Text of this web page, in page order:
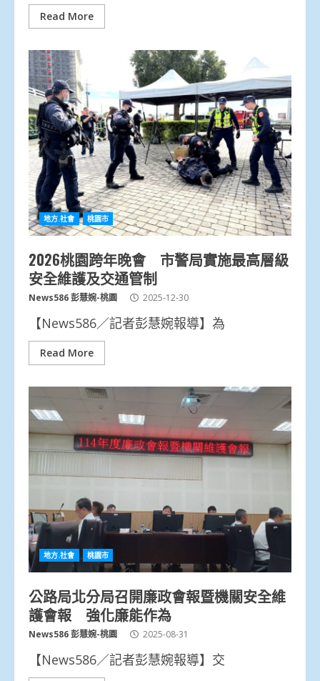
Read More
地方.社會 桃園市
2026桃園跨年晚會 市警局實施最高層級
安全維護及交通管制
News586 彭慧婉-桃園 2025-12-30
【News586／記者彭慧婉報導】為
Read More
地方.社會 桃園市
公路局北分局召開廉政會報暨機關安全維
護會報 強化廉能作為
News586 彭慧婉-桃園 2025-08-31
【News586／記者彭慧婉報導】交